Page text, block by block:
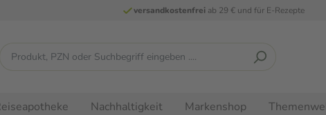
versandkostenfreiab 29 € und für E-Rezepte
Nachhaltigkeit Markenshop